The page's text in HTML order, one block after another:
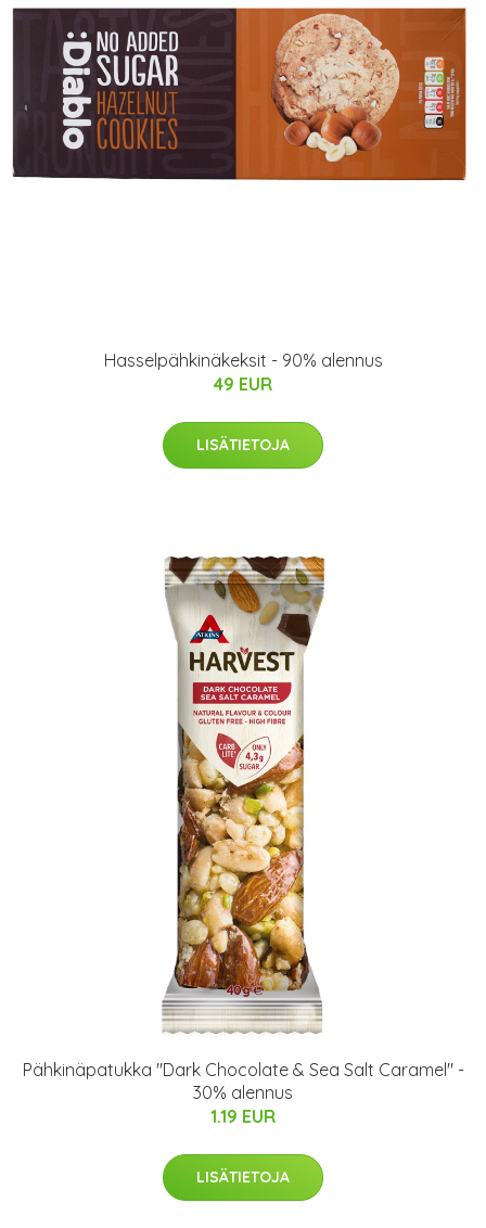
Hasselpähkinäkeksit - 90% alennus
49 EUR
LISÄTIETOJA
Pähkinäpatukka "Dark Chocolate & Sea Salt Caramel" -
30% alennus
1.19 EUR
LISÄTIETOJA